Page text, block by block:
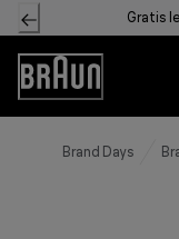
Skip
to
Content
Gratis
Accessibility
Statement
Brand Days